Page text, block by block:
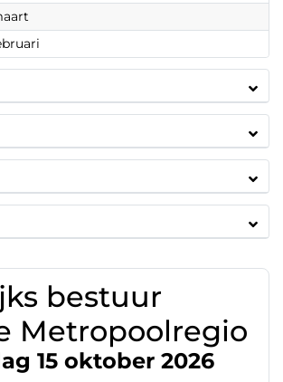
bestuur
Metropoolregio
15 oktober 2026